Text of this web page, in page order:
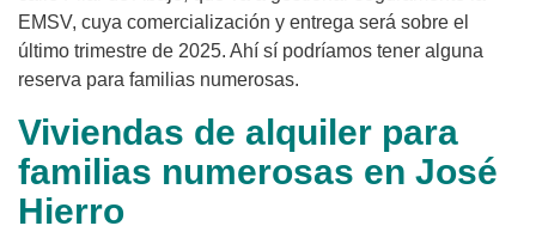
EMSV, cuya comercialización y entrega será sobre el
último trimestre de 2025. Ahí sí podríamos tener alguna
reserva para familias numerosas.
Viviendas de alquiler para
familias numerosas en José
Hierro